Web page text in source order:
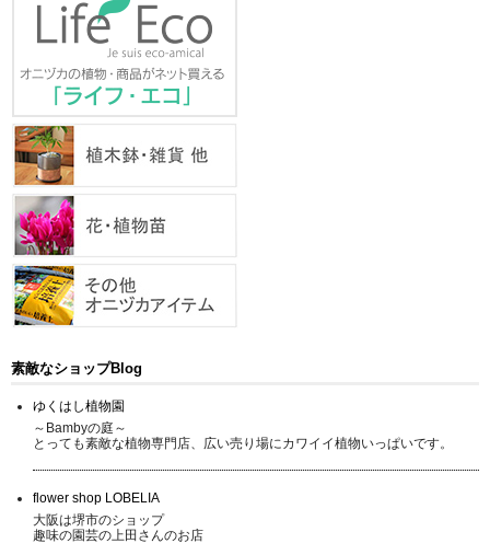
素敵なショップBlog
ゆくはし植物園
～Bambyの庭～
とっても素敵な植物専門店、広い売り場にカワイイ植物いっぱいです。
flower shop LOBELIA
大阪は堺市のショップ
趣味の園芸の上田さんのお店